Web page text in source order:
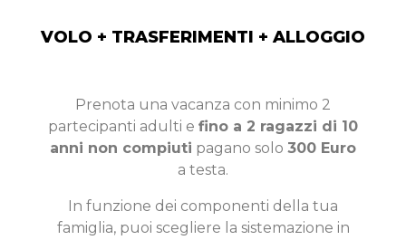
VOLO + TRASFERIMENTI + ALLOGGIO​
Prenota una vacanza con minimo 2
partecipanti adulti e fino a 2 ragazzi di 10
anni non compiuti pagano solo 300 Euro
a testa.
In funzione dei componenti della tua
famiglia, puoi scegliere la sistemazione in